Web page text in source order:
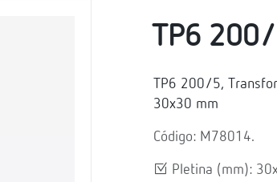
TP6
TP6 200/5,
30x30 mm
Código: M78014.
Pletina (mm):